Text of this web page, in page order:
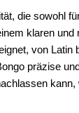
die sowohl
klaren
von Latin
präzise